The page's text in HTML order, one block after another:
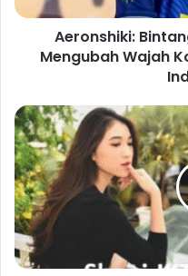
Aeronshiki:
Mengubah Wajah